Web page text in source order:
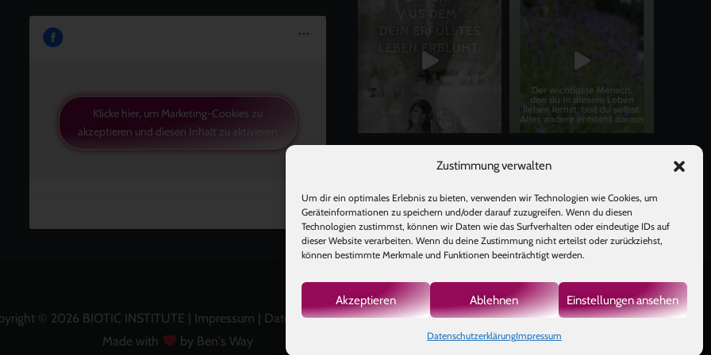
Zustimmung verwalten
Um dir ein optimales Erlebnis zu bieten, verwenden wir Technologien wie Cookies, um
Geräteinformationen zu speichern und/oder darauf zuzugreifen. Wenn du diesen
Technologien zustimmst, können wir Daten wie das Surfverhalten oder eindeutige IDs auf
dieser Website verarbeiten. Wenn du deine Zustimmung nicht erteilst oder zurückziehst,
können bestimmte Merkmale und Funktionen beeinträchtigt werden.
Akzeptieren Ablehnen Einstellungen ansehen
DatenschutzerklärungImpressum
Klicke hier, um Marketing-Cookies zu
akzeptieren und diesen Inhalt zu aktivieren
Mehr laden Auf Instagram folgen
© 2026 BIOTIC INSTITUTE | Impressum Datenschutz|AGB|
Made with
by Ben's Way